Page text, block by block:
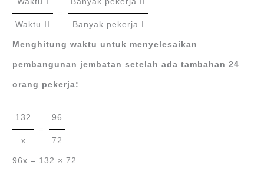
Waktu II
=
Banyak pekerja I
Menghitung waktu untuk menyelesaikan
pembangunan jembatan setelah ada tambahan 24
orang pekerja:
132
x
=
96
72
96x = 132 × 72